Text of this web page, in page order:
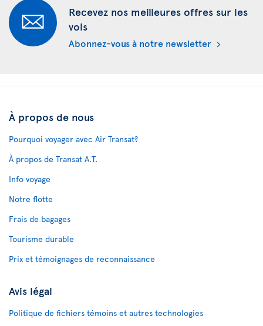
Recevez nos meilleures offres sur les
vols
Abonnez-vous à notre newsletter
À propos de nous
Pourquoi voyager avec Air Transat?
À propos de Transat A.T.
Info voyage
Notre flotte
Frais de bagages
Tourisme durable
Prix et témoignages de reconnaissance
Avis légal
Politique de fichiers témoins et autres technologies